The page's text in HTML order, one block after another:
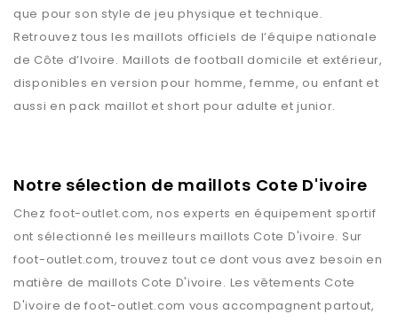
que pour son style de jeu physique et technique.
Retrouvez tous les maillots officiels de l’équipe nationale
de Côte d’Ivoire. Maillots de football domicile et extérieur,
disponibles en version pour homme, femme, ou enfant et
aussi en pack maillot et short pour adulte et junior.
Notre sélection de maillots Cote D'ivoire
Chez foot-outlet.com, nos experts en équipement sportif
ont sélectionné les meilleurs maillots Cote D'ivoire. Sur
foot-outlet.com, trouvez tout ce dont vous avez besoin en
matière de maillots Cote D'ivoire. Les vêtements Cote
D'ivoire defoot-outlet.com vous accompagnent partout,